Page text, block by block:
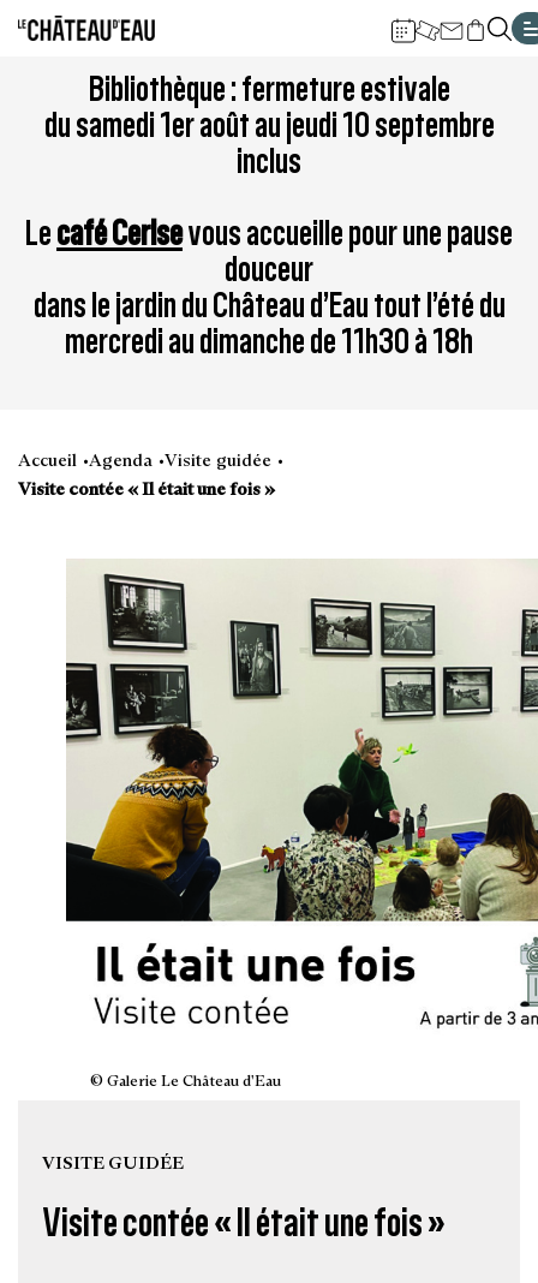
Aller
contenu
Aller
à
la
navigation
à
la
recherche
Aller
au
pied
plan
Bibliothèque : fermeture estivale
du samedi 1er août au jeudi 10 septembre
inclus
Lecafé Cerisevous accueille pour une pause
douceur
dans le jardin du Château d’Eau tout l’été du
mercredi au dimanche de 11h30 à 18h
Accueil Agenda Visite guidée
Visite contée « Il était une fois »
© Galerie Le Château d'Eau
Visite contée « Il était une fois »
VISITE GUIDÉE